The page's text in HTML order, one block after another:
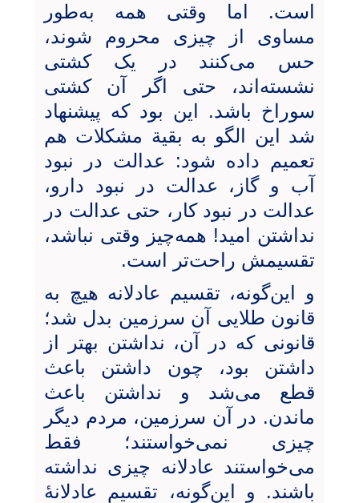
است. اما وقتی همه به‌طور
مساوی از چیزی محروم ‌شوند،
حس می‌کنند در یک کشتی
نشسته‌اند، حتی اگر آن کشتی
سوراخ باشد. این بود که پیشنهاد
شد این الگو به بقیة مشکلات هم
تعمیم داده شود: عدالت در نبود
آب و گاز، عدالت در نبود دارو،
عدالت در نبود کار، حتی عدالت در
نداشتن امید! همه‌چیز وقتی نباشد،
تقسیمش راحت‌تر است.
و این‌گونه، تقسیم عادلانه‌ هیچ به
قانون طلایی آن سرزمین بدل شد؛
قانونی که در آن، نداشتن بهتر از
داشتن بود، چون داشتن باعث
قطع می‌شد و نداشتن باعث
ماندن. در آن سرزمین، مردم دیگر
چیزی نمی‌خواستند؛ فقط
می‌خواستند عادلانه چیزی نداشته
باشند. و این‌گونه، تقسیم عادلانۀ‌